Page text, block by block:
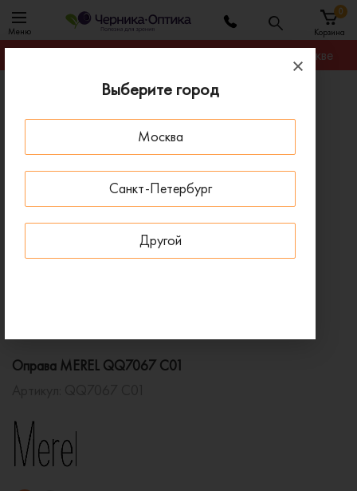
Выберите город
Москва
Санкт-Петербург
Другой
Меню Корзина
0
Гарантируем лучшую цену на любую оправу в Москве
Оправы для очков
Оправа MEREL QQ7067 C01
Оправа MEREL QQ7067 C01
ПОД ЗАКАЗ